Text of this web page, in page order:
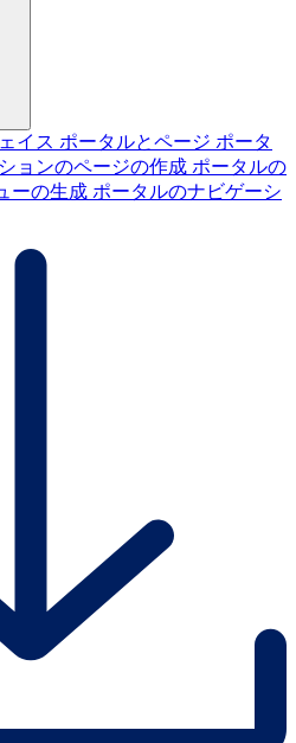
イス ポータルとページ ポータ
ョンのページの作成 ポータルの
ーの生成 ポータルのナビゲーシ